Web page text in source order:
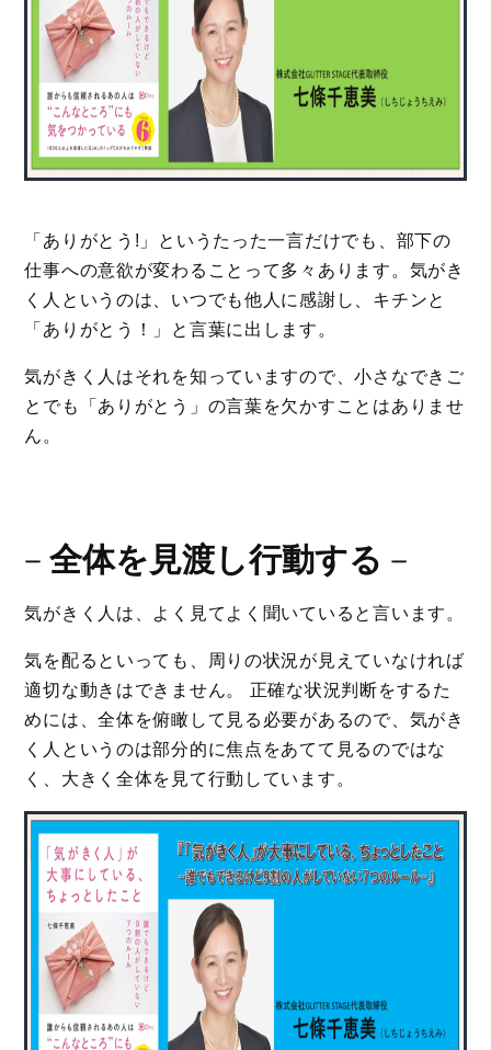
「ありがとう!」というたった一言だけでも、部下の
仕事への意欲が変わることって多々あります。気がき
く人というのは、いつでも他人に感謝し、キチンと
「ありがとう！」と言葉に出します。
気がきく人はそれを知っていますので、小さなできご
とでも「ありがとう」の言葉を欠かすことはありませ
ん。
－ 全体を見渡し行動する －
気がきく人は、よく見てよく聞いていると言います。
気を配るといっても、周りの状況が見えていなければ
適切な動きはできません。 正確な状況判断をするた
めには、全体を俯瞰して見る必要があるので、気がき
く人というのは部分的に焦点をあてて見るのではな
く、大きく全体を見て行動しています。